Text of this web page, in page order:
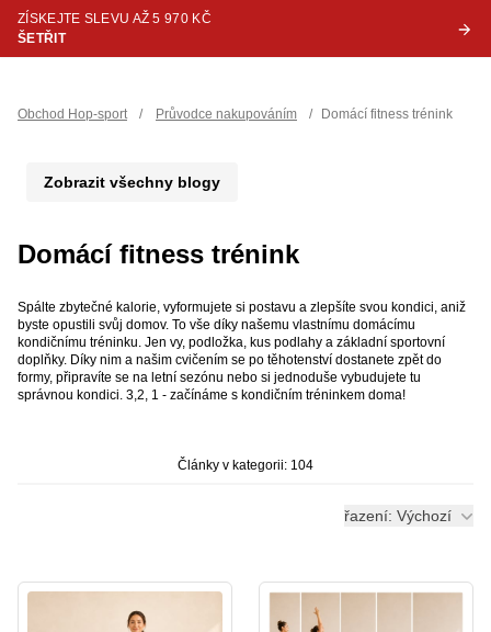
ZÍSKEJTE SLEVU AŽ 5 970 KČ
ŠETŘIT
Obchod Hop-sport / Průvodce nakupováním / Domácí fitness trénink
Zobrazit všechny blogy
Domácí fitness trénink
Spálte zbytečné kalorie, vyformujete si postavu a zlepšíte svou kondici, aniž
byste opustili svůj domov. To vše díky našemu vlastnímu domácímu
kondičnímu tréninku. Jen vy, podložka, kus podlahy a základní sportovní
doplňky. Díky nim a našim cvičením se po těhotenství dostanete zpět do
formy, připravíte se na letní sezónu nebo si jednoduše vybudujete tu
správnou kondici. 3,2, 1 - začínáme s kondičním tréninkem doma!
Články v kategorii: 104
řazení: Výchozí